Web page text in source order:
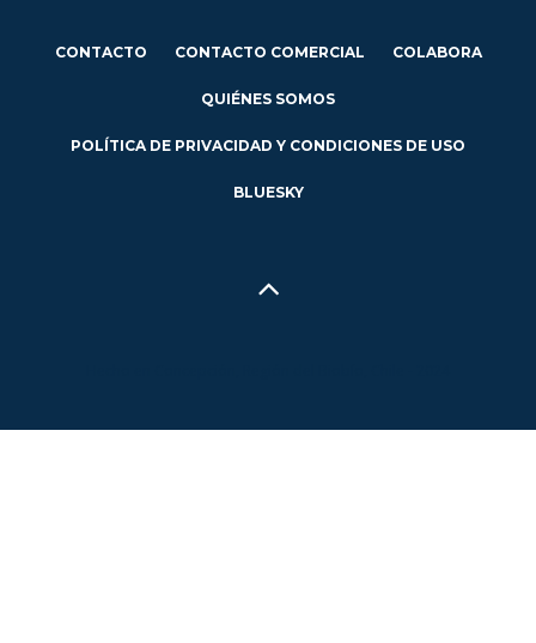
CONTACTO CONTACTO COMERCIAL COLABORA
QUIÉNES SOMOS
POLÍTICA DE PRIVACIDAD Y CONDICIONES DE USO
BLUESKY